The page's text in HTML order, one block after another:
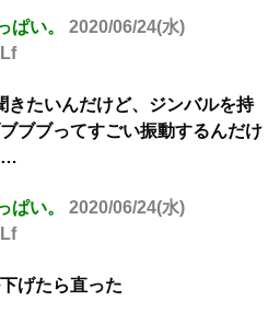
ぱい。
2020/06/24(水)
きたいんだけど、ジンバルを持
ブブってすごい振動するんだけ
…
ぱい。
2020/06/24(水)
げたら直った